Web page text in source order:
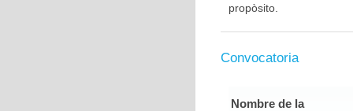
propòsito.
Convocatoria
Nombre de la